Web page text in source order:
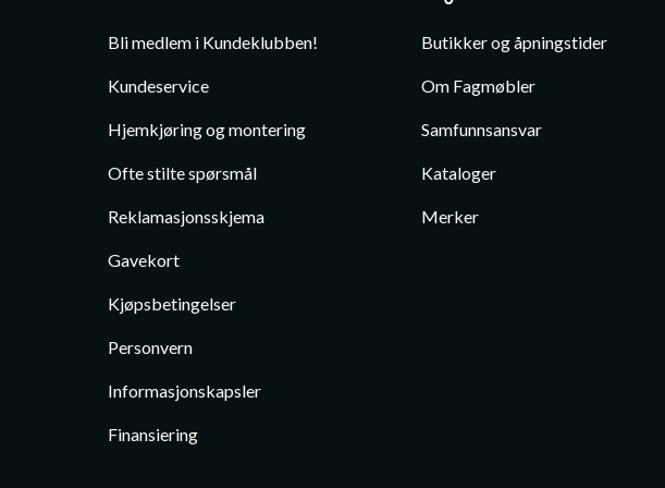
Bli medlem i Kundeklubben!
Kundeservice
Hjemkjøring og montering
Ofte stilte spørsmål
Reklamasjonsskjema
Gavekort
Kjøpsbetingelser
Personvern
Informasjonskapsler
Finansiering
Butikker og åpningstider
Om Fagmøbler
Samfunnsansvar
Kataloger
Merker